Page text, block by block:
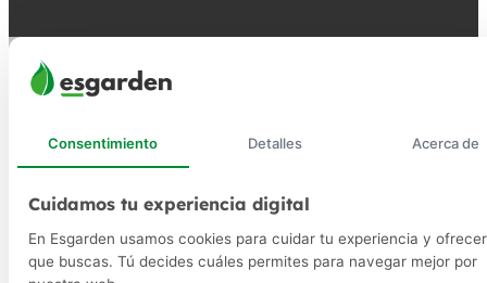
Consentimiento Detalles Acerca de
Cuidamos tu experiencia digital
En Esgarden usamos cookies para cuidar tu experiencia y
que buscas. Tú decides cuáles permites para navegar mejor por